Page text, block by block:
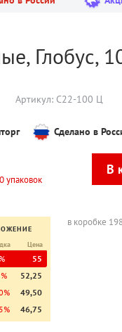
Глобус,
Артикул: С22-100 Ц
Сделано в
упаковок
Цена
55
52,25
49,50
46,75
в коробке